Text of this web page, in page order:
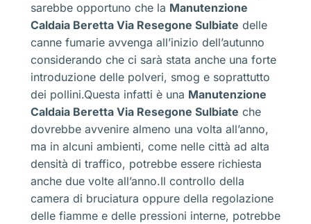
sarebbe opportuno che la Manutenzione
Caldaia Beretta Via Resegone Sulbiate delle
canne fumarie avvenga all’inizio dell’autunno
considerando che ci sarà stata anche una forte
introduzione delle polveri, smog e soprattutto
dei pollini.Questa infatti è una Manutenzione
Caldaia Beretta Via Resegone Sulbiate che
dovrebbe avvenire almeno una volta all’anno,
ma in alcuni ambienti, come nelle città ad alta
densità di traffico, potrebbe essere richiesta
anche due volte all’anno.Il controllo della
camera di bruciatura oppure della regolazione
delle fiamme e delle pressioni interne, potrebbe